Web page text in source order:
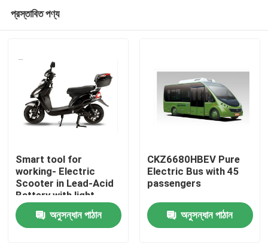
বাড়ি
প্রস্তাবিত পণ্য
Smart tool for
working- Electric
Scooter in Lead-Acid
Battery with light
weight
অনুসন্ধান পাঠান
CKZ6680HBEV Pure
Electric Bus with 45
passengers
অনুসন্ধান পাঠান